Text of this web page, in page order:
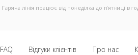
Гаряча лінія працює від понеділка до п'ятниці в
FAQ Відгуки клієнтів Про нас